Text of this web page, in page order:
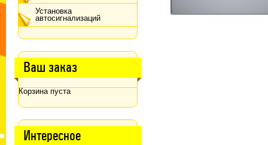
Установка
автосигнализаций
Ваш заказ
Корзина пуста
Интересное